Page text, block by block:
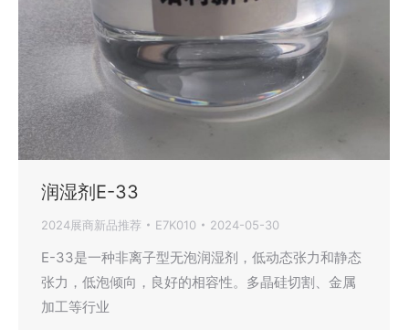
润湿剂E-33
2024展商新品推荐 E7K010 2024-05-30
E-33是一种非离子型无泡润湿剂，低动态张力和静态
张力，低泡倾向，良好的相容性。多晶硅切割、金属
加工等行业